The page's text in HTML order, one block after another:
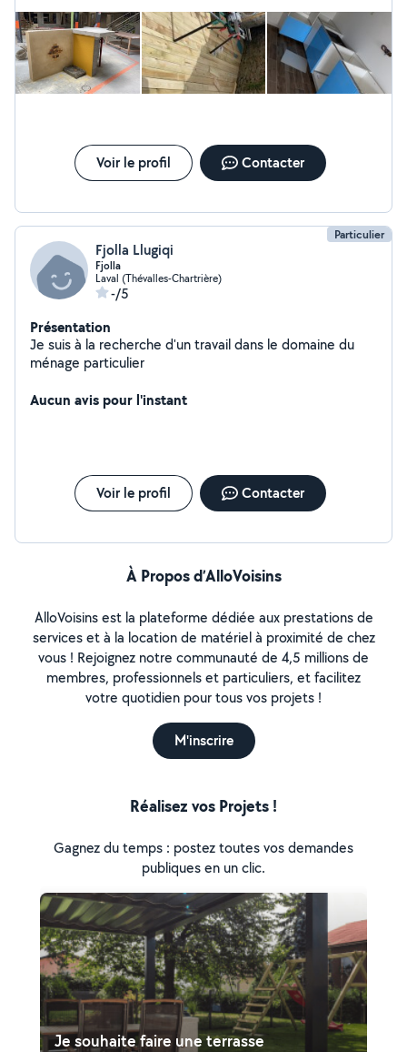
Voir le profil Contacter
Particulier
Fjolla Llugiqi
Fjolla
Laval (Thévalles-Chartrière)
-/5
Présentation
Je suis à la recherche d'un travail dans le domaine du
ménage particulier
Aucun avis pour l'instant
Voir le profil Contacter
À Propos d’AlloVoisins
AlloVoisins est la plateforme dédiée aux prestations de
services et à la location de matériel à proximité de chez
vous ! Rejoignez notre communauté de 4,5 millions de
membres, professionnels et particuliers, et facilitez
votre quotidien pour tous vos projets !
M'inscrire
Réalisez vos Projets !
Gagnez du temps : postez toutes vos demandes
publiques en un clic.
Je souhaite faire une terrasse